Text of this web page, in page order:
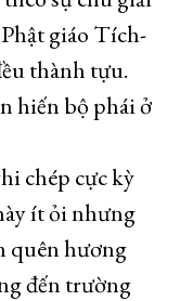
giáo Tích-
thành tựu.
hiến bộ phái ở
chép cực kỳ
ít ỏi nhưng
quên hương
đến trường